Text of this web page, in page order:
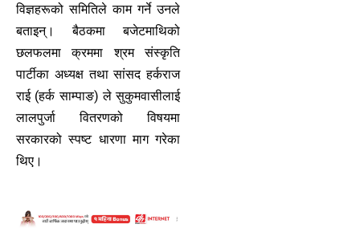
विज्ञहरूको समितिले काम गर्ने उनले
बताइन्। बैठकमा बजेटमाथिको
छलफलमा क्रममा श्रम संस्कृति
पार्टीका अध्यक्ष तथा सांसद हर्कराज
राई (हर्क साम्पाङ) ले सुकुमवासीलाई
लालपुर्जा वितरणको विषयमा
सरकारको स्पष्ट धारणा माग गरेका
थिए।